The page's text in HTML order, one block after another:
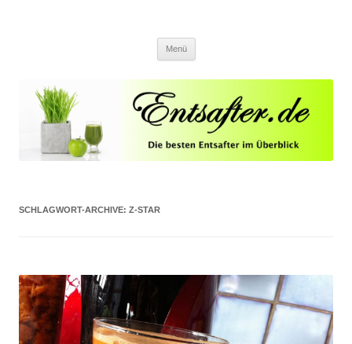
Menü
SCHLAGWORT-ARCHIVE: Z-STAR